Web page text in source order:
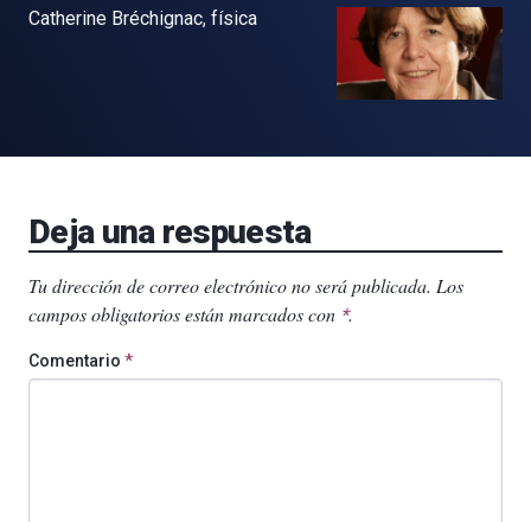
Catherine Bréchignac, física
Deja una respuesta
Tu dirección de correo electrónico no será publicada. Los
campos obligatorios están marcados con *.
Comentario *